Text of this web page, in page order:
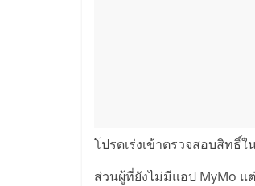
โปรดเร่งเข้าตรวจสอบสิทธิ์
ส่วนผู้ที่ยังไม่มีแอป MyMo แ